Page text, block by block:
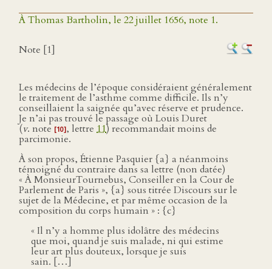
À Thomas Bartholin, le 22 juillet 1656, note 1.
Note [1]
Les médecins de l’époque considéraient généralement
le traitement de l’asthme comme difficile. Ils n’y
conseillaient la saignée qu’avec réserve et prudence.
Je n’ai pas trouvé le passage où Louis Duret
(v. note [10], lettre 11) recommandait moins de
parcimonie.
À son propos, Étienne Pasquier {a} a néanmoins
témoigné du contraire dans sa lettre (non datée)
« À MonsieurTournebus, Conseiller en la Cour de
Parlement de Paris », {a} sous titrée Discours sur le
sujet de la Médecine, et par même occasion de la
composition du corps humain » : {c}
« Il n’y a homme plus idolâtre des médecins
que moi, quand je suis malade, ni qui estime
leur art plus douteux, lorsque je suis
sain. […]